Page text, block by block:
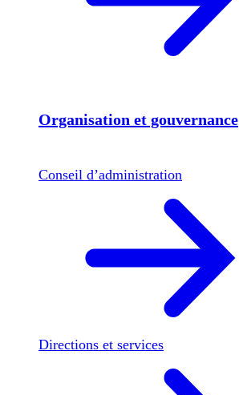
Organisation et gouvernance
Conseil d’administration
Directions et services